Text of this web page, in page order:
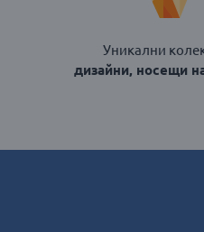
Уникални
дизайни, носещи